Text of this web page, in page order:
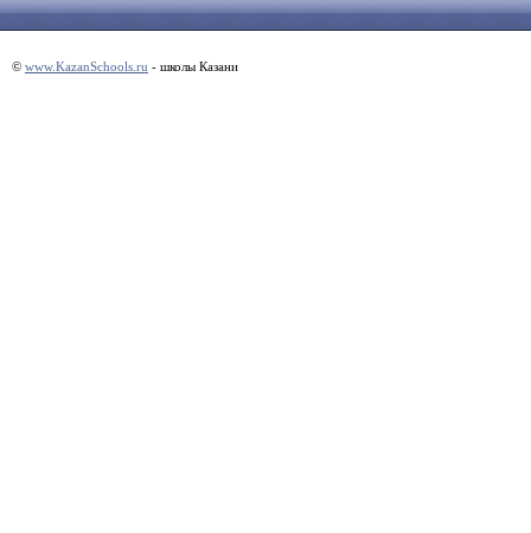
© www.KazanSchools.ru - школы Казани